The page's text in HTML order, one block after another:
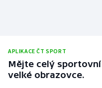
APLIKACE ČT SPORT
Mějte celý
velké obrazovce.